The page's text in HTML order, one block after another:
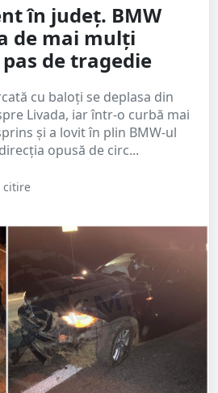
în județ. BMW
de mai mulți
de tragedie
cu baloți se deplasa din
Livada, iar într-o curbă mai
și a lovit în plin BMW-ul
opusă de circ...
citire